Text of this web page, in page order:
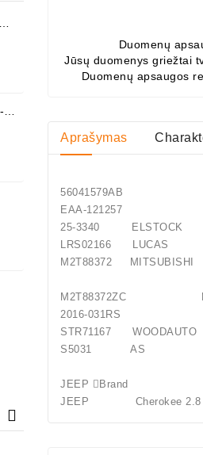
-
/
Duomenų
Jūsų duomenys griežtai
Duomenų apsaugos
Aprašymas
56041579AB
EAA-
25-3340 ELSTOCK
LRS02166 LUCAS
M2T88372
M2T88372ZC
2016-
STR71167 WOODAUTO
S5031 AS
JEEP Brand
JEEP